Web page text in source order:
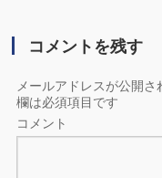
コメントを残す
メールアドレスが公開さ
欄は必須項目です
コメント